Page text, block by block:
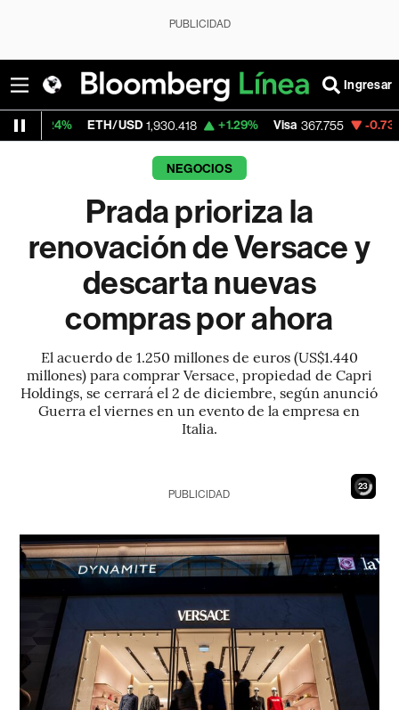
PUBLICIDAD
Ingresar
ETH/USD 1,930.418 +1.29% Visa 367.755 -0.73%
NEGOCIOS
Prada prioriza la
renovación de Versace y
descarta nuevas
compras por ahora
El acuerdo de 1.250 millones de euros (US$1.440
millones) para comprar Versace, propiedad de Capri
Holdings, se cerrará el 2 de diciembre, según anunció
Guerra el viernes en un evento de la empresa en
Italia.
21
PUBLICIDAD